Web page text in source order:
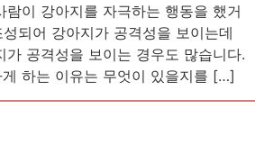
람이 강아지를 자극하는 행동을 했거
되어 강아지가 공격성을 보이는데
가 공격성을 보이는 경우도 많습니다.
하는 이유는 무엇이 있을지를 […]